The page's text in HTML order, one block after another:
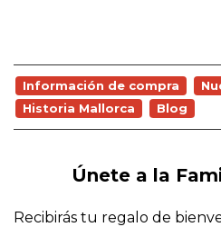
Información de compra
Historia Mallorca
Blog
Únete a la
Recibirás tu regalo de